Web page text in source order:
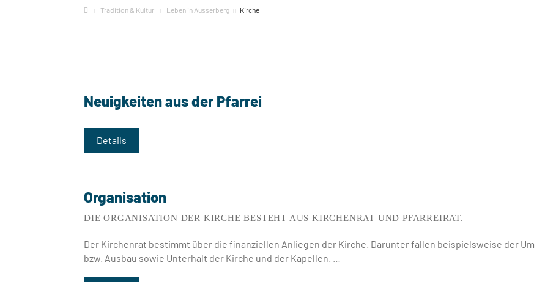
Tradition & Kultur Leben in Ausserberg Kirche
Neuigkeiten aus der Pfarrei
Details
Organisation
DIE ORGANISATION DER KIRCHE BESTEHT AUS KIRCHENRAT UND PFARREIRAT.
Der Kirchenrat bestimmt über die finanziellen Anliegen der Kirche. Darunter fallen beispielsweise der Um-
bzw. Ausbau sowie Unterhalt der Kirche und der Kapellen. …